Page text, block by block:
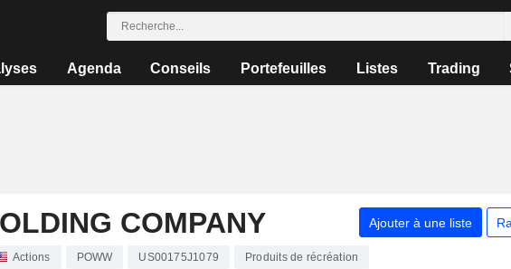
Agenda Conseils Portefeuilles Listes Trading
COMPANY Ajouter à une liste
Actions POWW US00175J1079 Produits de récréation